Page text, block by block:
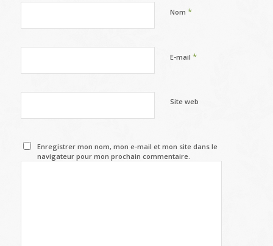
Nom *
E-mail *
Site web
Enregistrer mon nom, mon e-mail et mon site dans le
navigateur pour mon prochain commentaire.